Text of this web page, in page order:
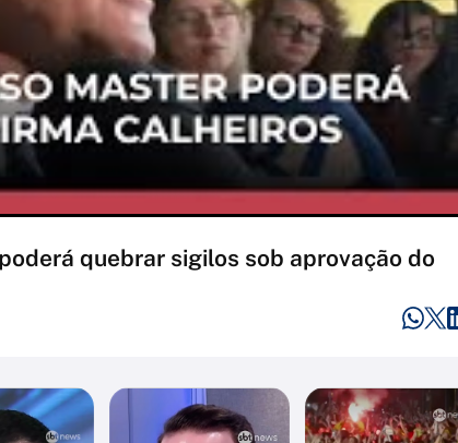
quebrar sigilos sob aprovação do